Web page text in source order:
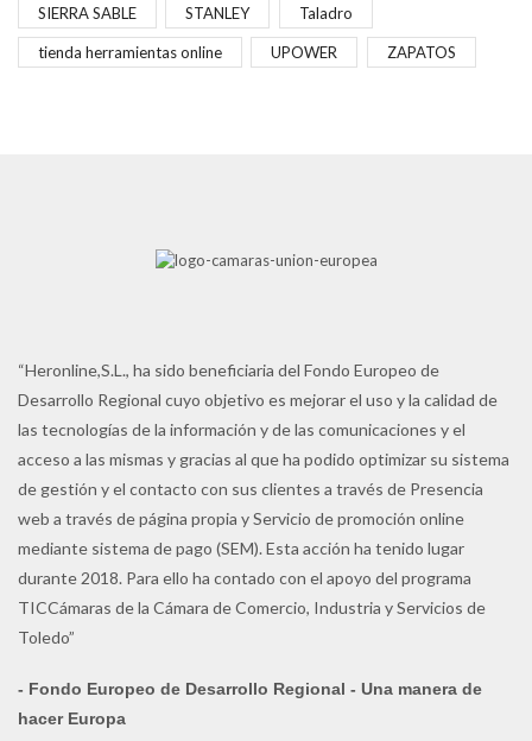
SIERRA SABLE STANLEY Taladro
tienda herramientas online UPOWER ZAPATOS
“Heronline,S.L., ha sido beneficiaria del Fondo Europeo de
Desarrollo Regional cuyo objetivo es mejorar el uso y la calidad de
las tecnologías de la información y de las comunicaciones y el
acceso a las mismas y gracias al que ha podido optimizar su sistema
de gestión y el contacto con sus clientes a través de Presencia
web a través de página propia y Servicio de promoción online
mediante sistema de pago (SEM). Esta acción ha tenido lugar
durante 2018. Para ello ha contado con el apoyo del programa
TICCámaras de la Cámara de Comercio, Industria y Servicios de
Toledo”
- Fondo Europeo de Desarrollo Regional - Una manera de
hacer Europa